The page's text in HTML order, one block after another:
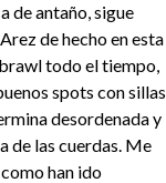
de antaño, sigue
de hecho en esta
todo el tiempo,
spots con sillas
desordenada y
de las cuerdas. Me
han ido